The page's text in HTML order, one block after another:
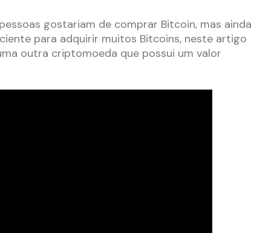
gostariam de comprar Bitcoin, mas ainda
para adquirir muitos Bitcoins, neste artigo
outra criptomoeda que possui um valor